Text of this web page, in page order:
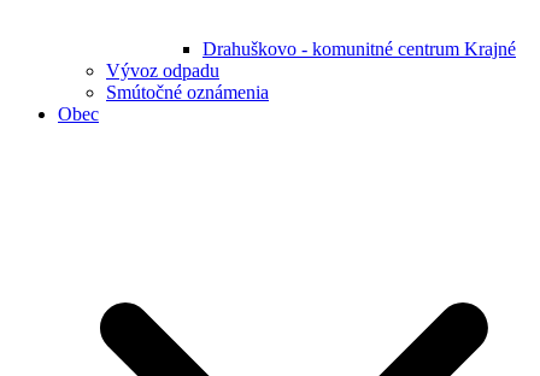
Drahuškovo - komunitné centrum Krajné
Vývoz odpadu
Smútočné oznámenia
Obec